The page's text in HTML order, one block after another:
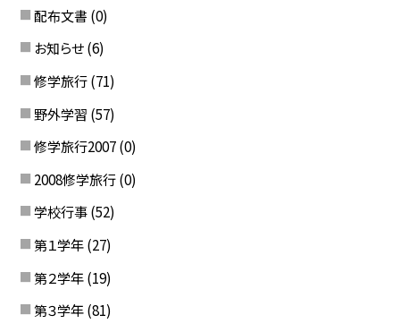
配布文書 (0)
お知らせ (6)
修学旅行 (71)
野外学習 (57)
修学旅行2007 (0)
2008修学旅行 (0)
学校行事 (52)
第１学年 (27)
第２学年 (19)
第３学年 (81)